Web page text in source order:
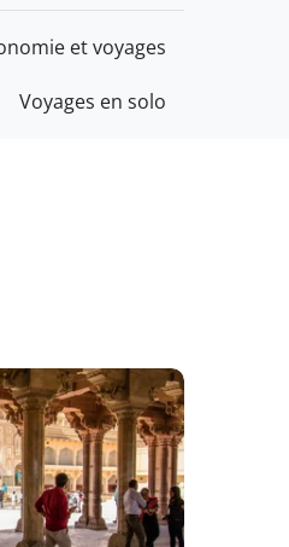
et voyages
Voyages en solo